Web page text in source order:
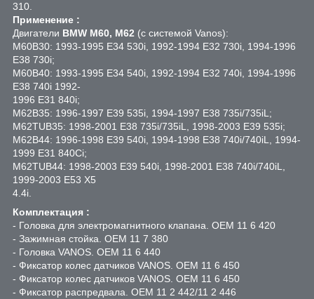
310.
Применение :
Двигатели BMW М60, M62 (с системой Vanos):
M60B30: 1993-1995 E34 530i, 1992-1994 E32 730i, 1994-1996
E38 730i;
M60B40: 1993-1995 E34 540i, 1992-1994 E32 740i, 1994-1996
E38 740i 1992-
1996 E31 840i;
M62B35: 1996-1997 E39 535i, 1994-1997 E38 735i/735iL;
M62TUB35: 1998-2001 E38 735i/735iL, 1998-2003 E39 535i;
M62B44: 1996-1998 E39 540i, 1994-1998 E38 740i/740iL, 1994-
1999 E31 840Ci;
M62TUB44: 1998-2003 E39 540i, 1998-2001 E38 740i/740iL,
1999-2003 E53 X5
4.4i.
Комплектация :
- Головка для электромагнитного клапана. ОЕМ 11 6 420
- Зажимная стойка. ОЕМ 11 7 380
- Головка VANOS. ОЕМ 11 6 440
- Фиксатор колес датчиков VANOS. ОЕМ 11 6 450
- Фиксатор колес датчиков VANOS. ОЕМ 11 6 450
- Фиксатор распредвала. ОЕМ 11 2 442/11 2 446